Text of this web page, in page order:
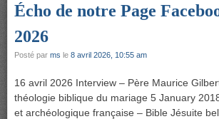
Écho de notre Page
2026
Posté par ms le 8 avril 2026, 10:55 am
16 avril 2026 Interview – Père Maurice
théologie biblique du mariage 5 January
et archéologique française – Bible Jésuite